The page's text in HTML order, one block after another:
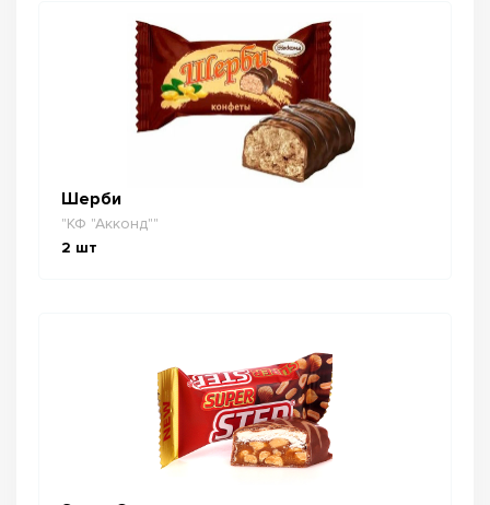
Шерби
"КФ "Акконд""
2 шт